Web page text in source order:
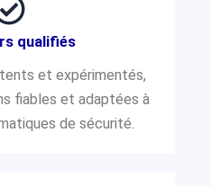
qualifiés
et expérimentés,
fiables et adaptées à
de sécurité.